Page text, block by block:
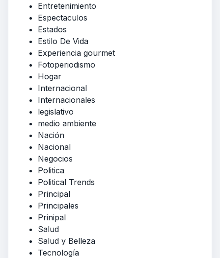
Entretenimiento
Espectaculos
Estados
Estilo De Vida
Experiencia gourmet
Fotoperiodismo
Hogar
Internacional
Internacionales
legislativo
medio ambiente
Nación
Nacional
Negocios
Politica
Political Trends
Principal
Principales
Prinipal
Salud
Salud y Belleza
Tecnología